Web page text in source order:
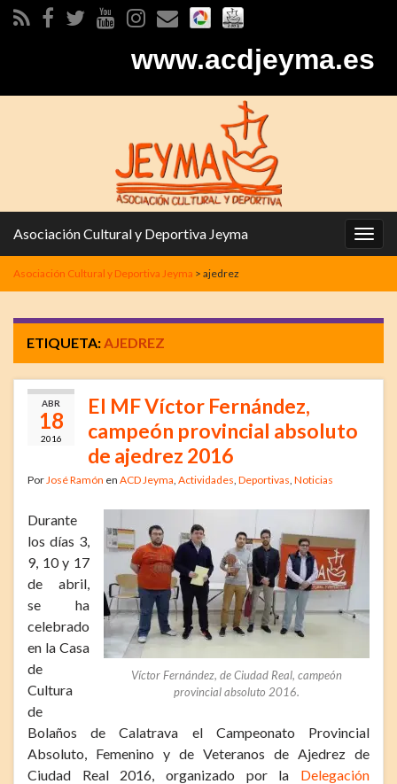
www.acdjeyma.es
la
Asociación Cultural y Deportiva Jeyma
Asociación Cultural y Deportiva Jeyma > ajedrez
ETIQUETA: AJEDREZ
ABR
18
2016
El MF Víctor Fernández,
campeón provincial absoluto
de ajedrez 2016
Por José Ramón en ACD Jeyma Actividades Deportivas Noticias
Víctor Fernández, de Ciudad Real, campeón
provincial absoluto 2016.
Durante
los días 3,
9, 10 y 17
de abril,
se ha
celebrado
en la Casa
de
Cultura
de
Bolaños de Calatrava el Campeonato Provincial
Absoluto, Femenino y de Veteranos de Ajedrez de
Ciudad Real 2016, organizado por la Delegación